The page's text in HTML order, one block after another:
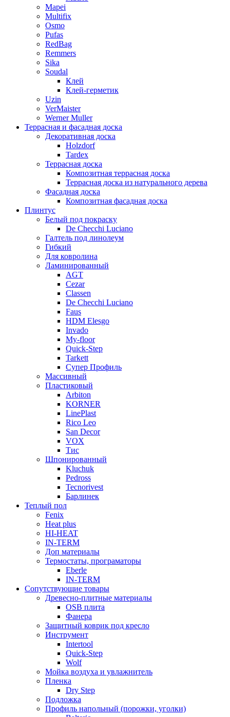
Mapei
Multifix
Osmo
Pufas
RedBag
Remmers
Sika
Soudal
Клей
Клей-герметик
Uzin
VerMaister
Werner Muller
Террасная и фасадная доска
Декоративная доска
Holzdorf
Tardex
Террасная доска
Композитная террасная доска
Террасная доска из натурального дерева
Фасадная доска
Композитная фасадная доска
Плинтус
Белый под покраску
De Checchi Luciano
Галтель под линолеум
Гибкий
Для ковролина
Ламинированный
AGT
Cezar
Classen
De Checchi Luciano
Faus
HDM Elesgo
Invado
My-floor
Quick-Step
Tarkett
Супер Профиль
Массивный
Пластиковый
Arbiton
KORNER
LinePlast
Rico Leo
San Decor
VOX
Тис
Шпонированный
Kluchuk
Pedross
Tecnorivest
Барлинек
Теплый пол
Fenix
Heat plus
HI-HEAT
IN-TERM
Доп материалы
Термостаты, програматоры
Eberle
IN-TERM
Сопутствующие товары
Древесно-плитные материалы
OSB плита
Фанера
Защитный коврик под кресло
Инструмент
Intertool
Quick-Step
Wolf
Мойка воздуха и увлажнитель
Пленка
Dry Step
Подложка
Профиль напольный (порожки, уголки)